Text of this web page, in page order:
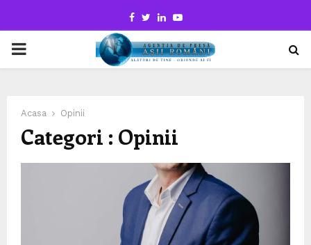
Facebook
TwitterLinkedinYoutube
PRIMARY
Acasa Opinii
Categori : Opinii